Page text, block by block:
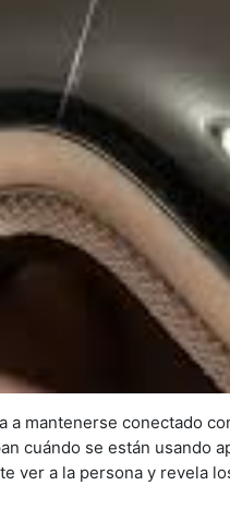
a mantenerse conectado
cuándo se están usando
ver a la persona y revela